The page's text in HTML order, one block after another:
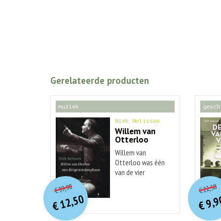
Gerelateerde producten
muziek
Niek Nelissen
Willem van
Otterloo
Willem van
Otterloo was één
van de vier
twintigste eeuw.
€39,90O
orspr
onkelijke
prijs
was:
€ 39,90.
€12,50
Huidige
prijs
is:€ 12,50.
€22,50
€